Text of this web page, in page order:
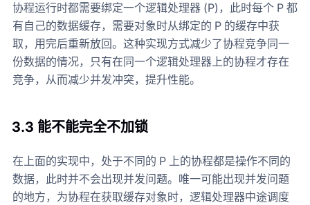
协程运行时都需要绑定一个逻辑处理器 (P)，此时每个 P 都
有自己的数据缓存，需要对象时从绑定的 P 的缓存中获
取，用完后重新放回。这种实现方式减少了协程竞争同一
份数据的情况，只有在同一个逻辑处理器上的协程才存在
竞争，从而减少并发冲突，提升性能。
3.3 能不能完全不加锁
在上面的实现中，处于不同的 P 上的协程都是操作不同的
数据，此时并不会出现并发问题。唯一可能出现并发问题
的地方，为协程在获取缓存对象时，逻辑处理器中途调度